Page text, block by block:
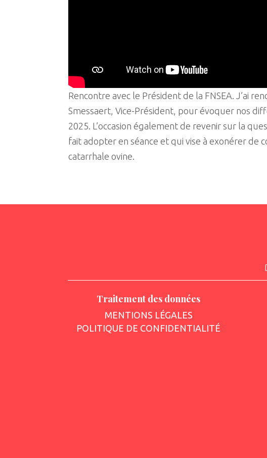
Rencontre avec le Président de la FNSEA. J’ai
Smessaert, Vice-Président, pour évoquer nos
2025. L’occasion également de revenir sur la
fait adopter en séance et qui vise à exonérer de
catarrhale ovine.
Traitement des données
MENTIONS LÉGALES
POLITIQUE DE CONFIDENTIALITÉ